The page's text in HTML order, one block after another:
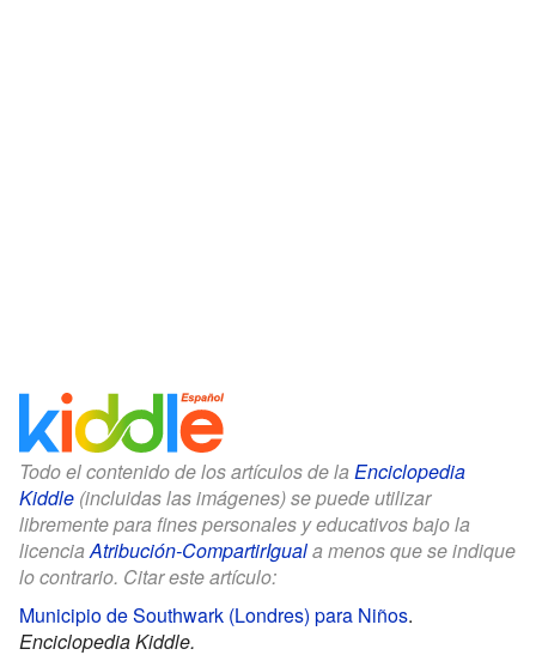
Todo el contenido de los artículos de la Enciclopedia
Kiddle (incluidas las imágenes) se puede utilizar
libremente para fines personales y educativos bajo la
licenciaAtribución-CompartirIguala menos que se indique
lo contrario. Citar este artículo:
Municipio de Southwark (Londres) para Niños.
Enciclopedia Kiddle.